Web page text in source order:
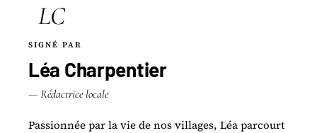
LC
SIGNÉ PAR
Léa Charpentier
— Rédactrice locale
Passionnée par la vie de nos villages, Léa parcourt